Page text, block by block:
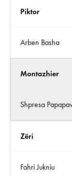
Piktor
Arben Basha
Montazhier
Shpresa
Zëri
Fahri Jukniu